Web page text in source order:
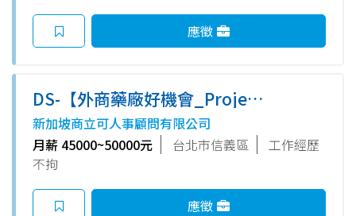
應徵
DS-【外商藥廠好機會_Project
Coordinator專案助理(行銷部
門)】 信義區/45~50K(薪資依學
經驗談)/英文中上/熟悉數位型行
銷/基本數據整合能力
新加坡商立可人事顧問有限公司
月薪 45000~50000元
台北市信義區
工作經歷
不拘
應徵